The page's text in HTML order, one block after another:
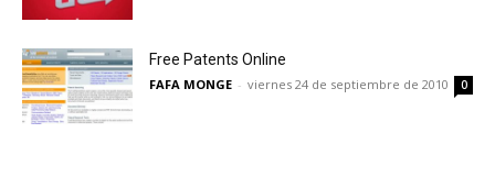
Free Patents Online
FAFA MONGE - viernes 24 de septiembre de 2010 0